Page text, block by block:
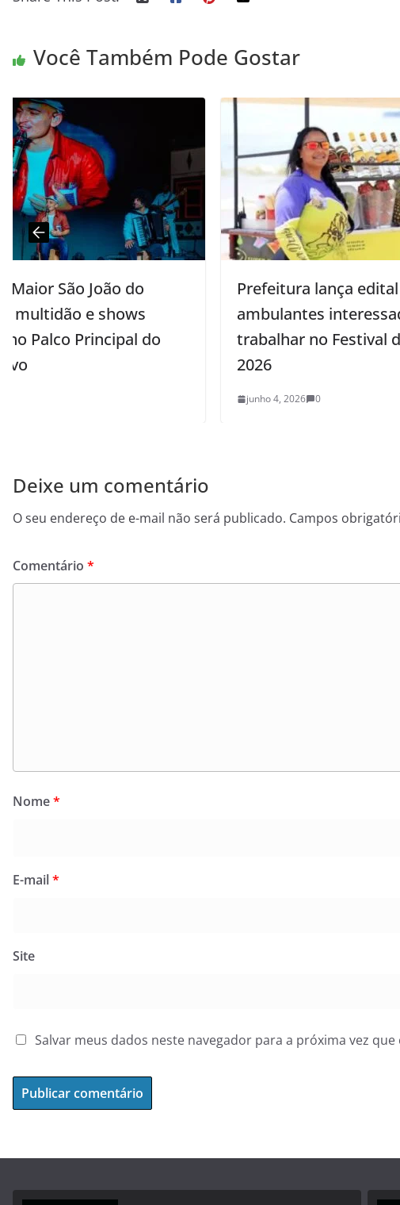
Você Também Pode Gostar
Prefeitura lança edital para
ambulantes interessados em
trabalhar no Festival de Quadrilhas
Deixe um comentário
O seu endereço de e-mail não será publicado. Campos
Comentário *
Nome*
E-mail*
Site
Salvar meus dados neste navegador para a próxima vez